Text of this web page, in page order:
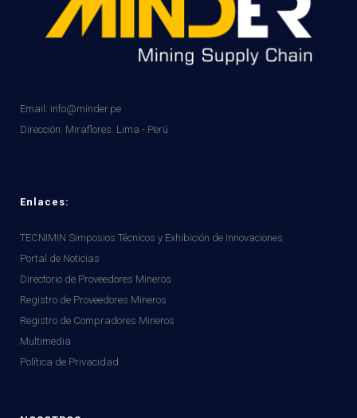
Email: info@minder.pe
Dirección: Miraflores. Lima - Perú
Enlaces:
TECNIMIN Simposios Técnicos y Exhibición de Innovaciones
Portal de Noticias
Directorio de Proveedores Mineros
Registro de Proveedores Mineros
Registro de Compradores Mineros
Multimedia
Política de Privacidad